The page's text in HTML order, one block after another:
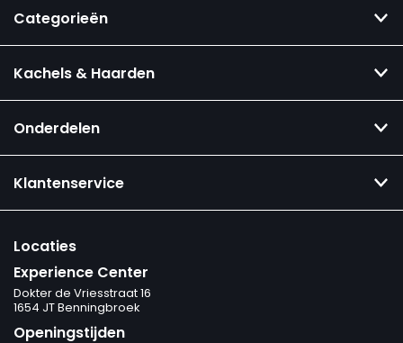
Categorieën
Kachels & Haarden
Onderdelen
Klantenservice
Locaties
Experience Center
Dokter de Vriesstraat 16
1654 JT Benningbroek
Openingstijden